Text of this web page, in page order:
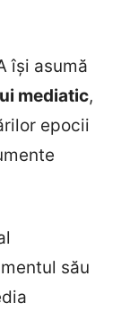
își asumă
mediatic,
epocii
său